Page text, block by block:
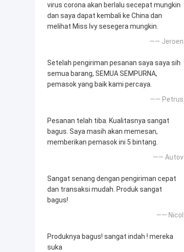
virus corona akan berlalu secepat mungkin
dan saya dapat kembali ke China dan
melihat Miss Ivy sesegera mungkin.
—— Jeroen
Setelah pengiriman pesanan saya saya sih
semua barang, SEMUA SEMPURNA,
pemasok yang baik kami percaya.
—— Petrus
Pesanan telah tiba. Kualitasnya sangat
bagus. Saya masih akan memesan,
memberikan pemasok ini 5 bintang.
—— Autov
Sangat senang dengan pengiriman cepat
dan transaksi mudah. Produk sangat
bagus!
—— Nicol
Produknya bagus! sangat indah ! mereka
suka